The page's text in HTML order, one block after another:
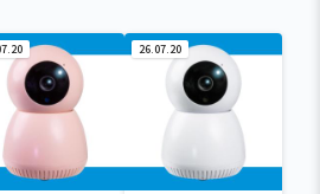
26.07.20